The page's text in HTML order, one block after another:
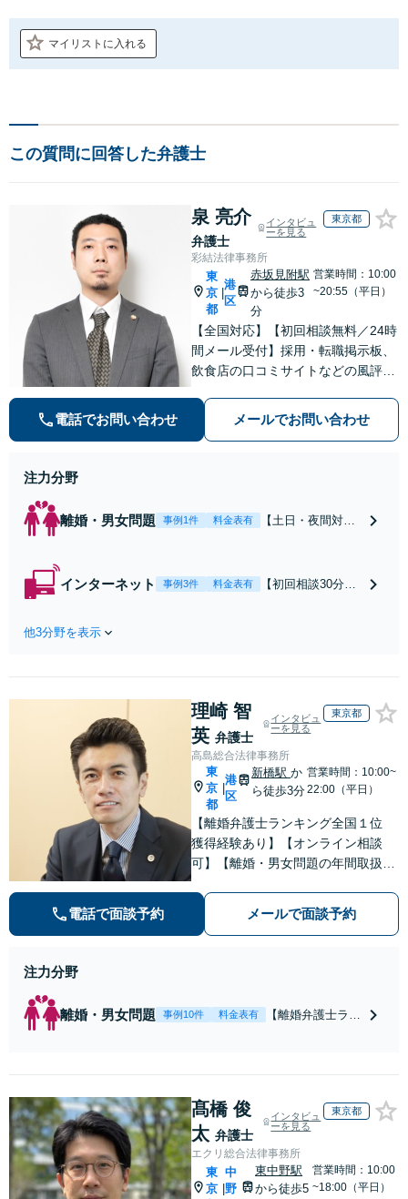
マイリストに入れる
この質問に回答した弁護士
泉 亮介
弁護士
インタビュ
ーを見る
東京都
彩結法律事務所
東
京
都
港
区
赤坂見附駅
から徒歩3
分
営業時間：10:00
~20:55（平日）
【全国対応】【初回相談無料／24時
間メール受付】採用・転職掲示板、
飲食店の口コミサイトなどの風評被
の種類を問わず相談可。可能な限り
早期対応で駆けつけサポート【労
電話でお問い合わせ メールでお問い合わせ
注力分野
離婚・男女問題 事例1件 料金表有
【土日・夜間対応
れたら、サインす
負担を軽減「弁護
士の交渉で慰謝料
金額アップ／減額
交渉も対応可」
【完全個室対応】
インターネット 事例3件 料金表有
【初回相談30分無
報開示請求をおこ
お店の風評被害対
策／売り上げ低下
防止のために尽
力」加害者側の対
応可：開示請求の
きの対処法、被害
者との示談交渉
他3分野を表示
理崎 智
英 弁護士
インタビュ
ーを見る
東京都
高島総合法律事務所
東
京
都
|
港
区
新橋駅か
ら徒歩3分
営業時間：10:00~
22:00（平日）
【離婚弁護士ランキング全国１位
獲得経験あり】【オンライン相談
可】【離婚・男女問題の年間取扱件
き寝入りしたくないという方は是非
ご相談ください。
電話で面談予約 メールで面談予約
注力分野
離婚・男女問題 事例10件 料金表有
【離婚弁護士ラン
円】【離婚・不倫
問題に特化／実績
慰謝料、養育費等
で金銭的に満足で
きる解決を目指し
髙橋 俊
太 弁護士
インタビュ
ーを見る
東京都
エクリ総合法律事務所
東
京
中
野
東中野駅
から徒歩5
営業時間：10:00
~18:00（平日）